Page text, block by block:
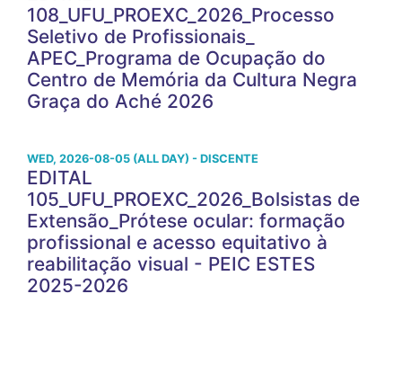
108_UFU_PROEXC_2026_Processo
Seletivo de Profissionais_
APEC_Programa de Ocupação do
Centro de Memória da Cultura Negra
Graça do Aché 2026
WED, 2026-08-05 (ALL DAY) - DISCENTE
EDITAL
105_UFU_PROEXC_2026_Bolsistas de
Extensão_Prótese ocular: formação
profissional e acesso equitativo à
reabilitação visual - PEIC ESTES
2025-2026